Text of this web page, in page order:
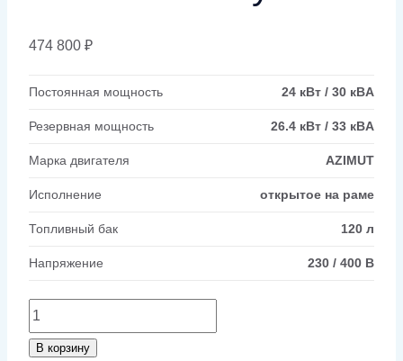
474 800 ₽
Постоянная мощность 24 кВт / 30 кВA
Резервная мощность 26.4 кВт / 33 кВA
Марка двигателя AZIMUT
Исполнение открытое на раме
Топливный бак 120 л
Напряжение 230 / 400 В
Количество
товара
В корзину